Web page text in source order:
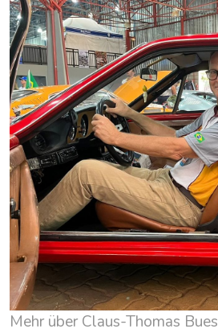
Mehr über Claus-Thomas Bues